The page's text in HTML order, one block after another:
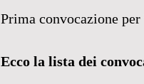
Prima convocazione
Ecco la lista dei